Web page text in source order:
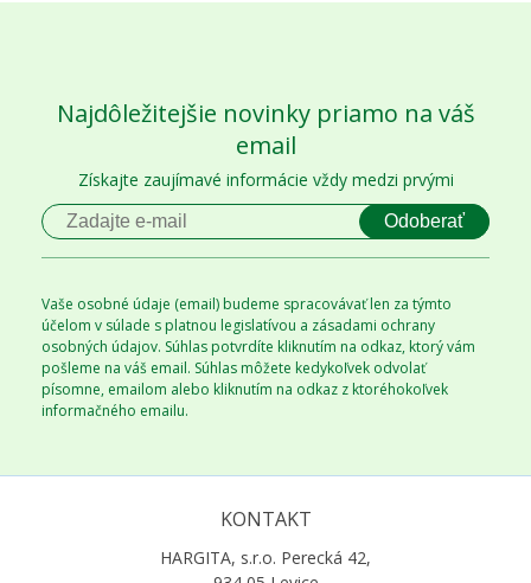
Najdôležitejšie novinky priamo na váš
email
Získajte zaujímavé informácie vždy medzi prvými
Odoberať
Vaše osobné údaje (email) budeme spracovávať len za týmto
účelom v súlade s platnou legislatívou a zásadami ochrany
osobných údajov. Súhlas potvrdíte kliknutím na odkaz, ktorý vám
pošleme na váš email. Súhlas môžete kedykoľvek odvolať
písomne, emailom alebo kliknutím na odkaz z ktoréhokoľvek
informačného emailu.
KONTAKT
HARGITA, s.r.o. Perecká 42,